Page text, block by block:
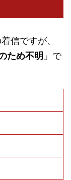
信ですが、
ため不明 」で